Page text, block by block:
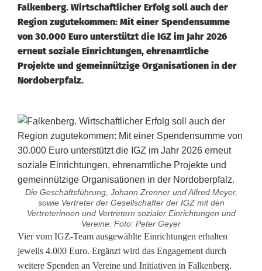
Falkenberg. Wirtschaftlicher Erfolg soll auch der
Region zugutekommen: Mit einer Spendensumme
von 30.000 Euro unterstützt die IGZ im Jahr 2026
erneut soziale Einrichtungen, ehrenamtliche
Projekte und gemeinnützige Organisationen in der
Nordoberpfalz.
Die Geschäftsführung, Johann Zrenner und Alfred Meyer,
sowie Vertreter der Gesellschafter der IGZ mit den
Vertreterinnen und Vertretern sozialer Einrichtungen und
Vereine. Foto: Peter Geyer
E
r
Vier vom IGZ-Team ausgewählte Einrichtungen erhalten
jeweils 4.000 Euro. Ergänzt wird das Engagement durch
weitere Spenden an Vereine und Initiativen in Falkenberg.